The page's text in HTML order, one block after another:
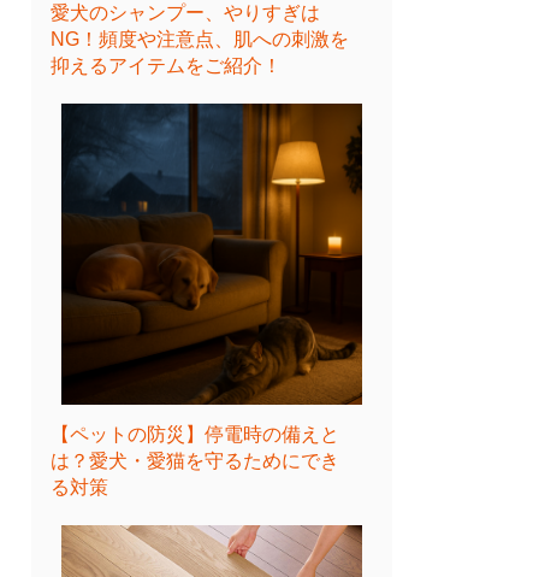
愛犬のシャンプー、やりすぎは
NG！頻度や注意点、肌への刺激を
抑えるアイテムをご紹介！
【ペットの防災】停電時の備えと
は？愛犬・愛猫を守るためにでき
る対策